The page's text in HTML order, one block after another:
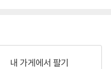
내 가게에서 팔기